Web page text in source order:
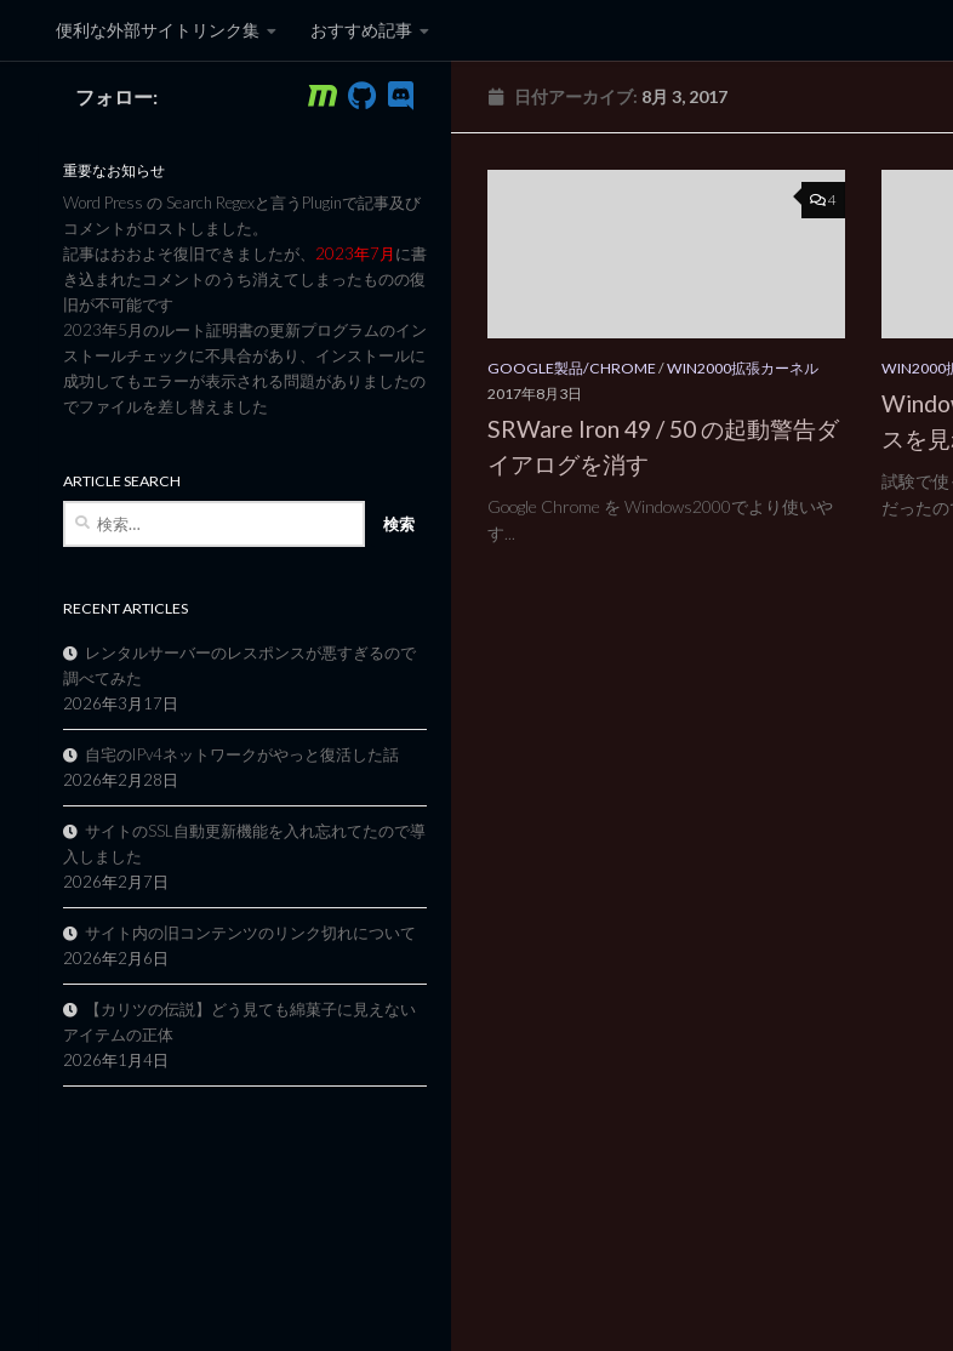
コンテンツへスキップ
便利な外部サイトリンク集 おすすめ記事
黒翼猫のコンピュータ日記 3rd Edition
日付アーカイブ: 8月 3, 2017
4
GOOGLE製品/CHROME/WIN2000拡張カーネル
2017年8月3日
SRWare Iron 49 / 50 の起動警告ダ
イアログを消す
Google Chrome を Windows2000でより使いや
す...
WIN2000
スを
試験で
だったの
フォロー:
重要なお知らせ
Word Press の Search Regexと言うPluginで記事及び
コメントがロストしました。
記事はおおよそ復旧できましたが、 2023年7月に書
き込まれたコメントのうち消えてしまったものの復
旧が不可能です
2023年5月のルート証明書の更新プログラムのイン
ストールチェックに不具合があり、インストールに
成功してもエラーが表示される問題がありましたの
でファイルを差し替えました
ARTICLE SEARCH
RECENT ARTICLES
レンタルサーバーのレスポンスが悪すぎるので
調べてみた
2026年3月17日
自宅のIPv4ネットワークがやっと復活した話
2026年2月28日
サイトのSSL自動更新機能を入れ忘れてたので導
入しました
2026年2月7日
サイト内の旧コンテンツのリンク切れについて
2026年2月6日
【カリツの伝説】どう見ても綿菓子に見えない
アイテムの正体
2026年1月4日